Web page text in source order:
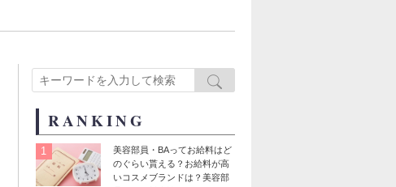
RANKING
1
美容部員・BAってお給料はど
のぐらい貰える？お給料が高
いコスメブランドは？美容部